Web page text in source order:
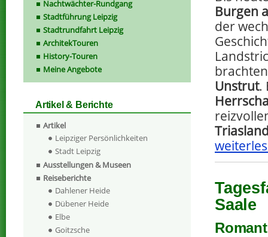
Burgen
der
Unstrut.
Saale
Nachtwächter-Rundgang
Stadtführung Leipzig
Stadtrundfahrt Leipzig
ArchitekTouren
History-Touren
Meine Angebote
Artikel & Berichte
Artikel
Leipziger Persönlichkeiten
Stadt Leipzig
Ausstellungen & Museen
Reiseberichte
Dahlener Heide
Dübener Heide
Elbe
Goitzsche